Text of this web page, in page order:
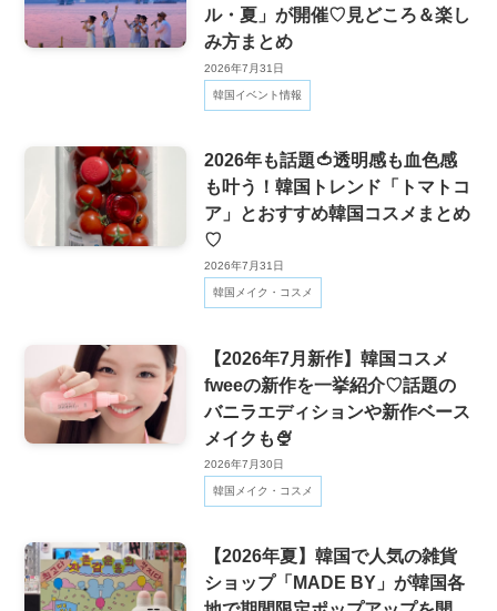
ル・夏」が開催♡見どころ＆楽し
み方まとめ
2026年7月31日
韓国イベント情報
2026年も話題🍅透明感も血色感
も叶う！韓国トレンド「トマトコ
ア」とおすすめ韓国コスメまとめ
♡
2026年7月31日
韓国メイク・コスメ
【2026年7月新作】韓国コスメ
fweeの新作を一挙紹介♡話題の
バニラエディションや新作ベース
メイクも🍨
2026年7月30日
韓国メイク・コスメ
【2026年夏】韓国で人気の雑貨
ショップ「MADE BY」が韓国各